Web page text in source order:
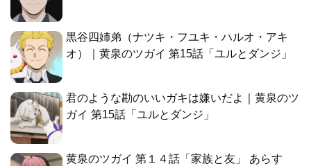
黒谷四姉弟（ナツキ・フユキ・ハルオ・アキ
オ）｜黄泉のツガイ 第15話「ユルとダンジ」
君のような勘のいいガキは嫌いだよ｜黄泉のツ
ガイ 第15話「ユルとダンジ」
黄泉のツガイ 第１４話「家族と友」 あらす